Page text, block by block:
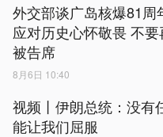
外交部谈广岛核爆81周
应对历史心怀敬畏 不要
被告席
8月6日 10:40
视频丨伊朗总统：没有
能让我们屈服